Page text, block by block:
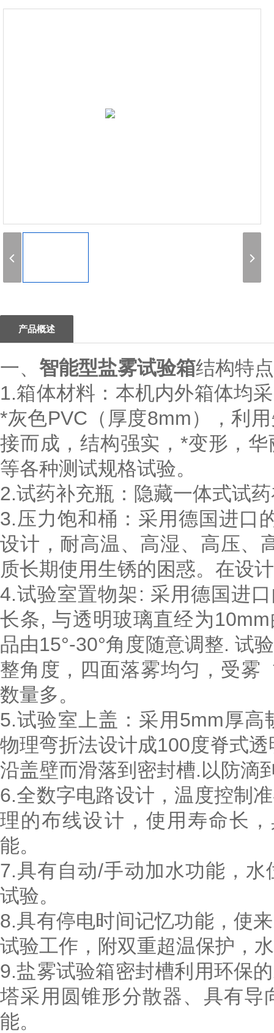
产品概述
一、 智能型盐雾试验箱结构特
1.箱体材料：本机内外箱体均
*灰色PVC（厚度8mm），利
接而成，结构强实，*变形，
等各种测试规格试验。
2.试药补充瓶：隐藏一体式试
3.压力饱和桶：采用德国进口
设计，耐高温、高湿、高压、
质长期使用生锈的困惑。在设
4.试验室置物架: 采用德国进
长条, 与透明玻璃直经为
品由15°-30°角度随意调整. 试
整角度，四面落雾均匀，受
数量多。
5.试验室上盖：采用5mm厚
物理弯折法设计成100度脊式
沿盖壁而滑落到密封槽.以防滴
6.全数字电路设计，温度控制
理的布线设计，使用寿命长
能。
7.具有自动/手动加水功能，
试验。
8.具有停电时间记忆功能，使
试验工作，附双重超温保护，
9.盐雾试验箱密封槽利用环保
塔采用圆锥形分散器、具有
能。